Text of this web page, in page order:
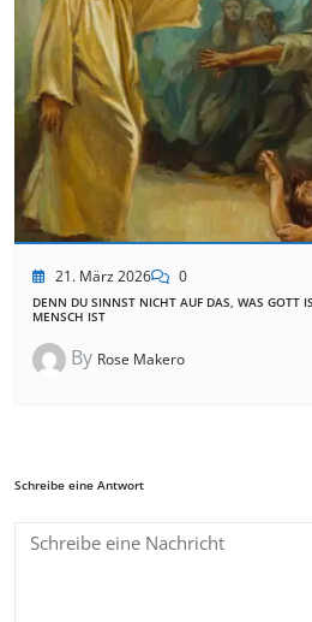
21. März 2026 0
DENN DU SINNST NICHT AUF DAS, WAS GOTT
MENSCH IST
By Rose Makero
Schreibe eine Antwort